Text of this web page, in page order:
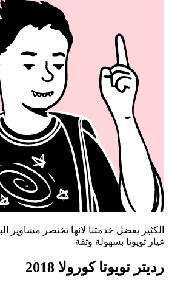
الكثير يفضل خدمتنا لانها تختصر
غيار تويوتا بسهولة وثقة
رديتر تويوتا كورولا 2018